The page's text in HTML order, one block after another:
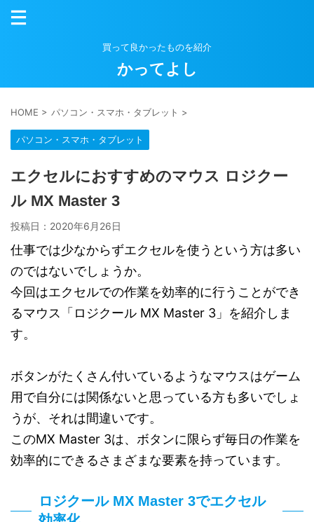
買って良かったものを紹介
かってよし
HOME > パソコン・スマホ・タブレット >
パソコン・スマホ・タブレット
エクセルにおすすめのマウス ロジクー
ル MX Master 3
投稿日： 2020年6月26日
仕事では少なからずエクセルを使うという方は多い
のではないでしょうか。
今回はエクセルでの作業を効率的に行うことができ
るマウス「ロジクール MX Master 3」を紹介しま
す。
ボタンがたくさん付いているようなマウスはゲーム
用で自分には関係ないと思っている方も多いでしょ
うが、それは間違いです。
このMX Master 3は、ボタンに限らず毎日の作業を
効率的にできるさまざまな要素を持っています。
ロジクール MX Master 3でエクセル